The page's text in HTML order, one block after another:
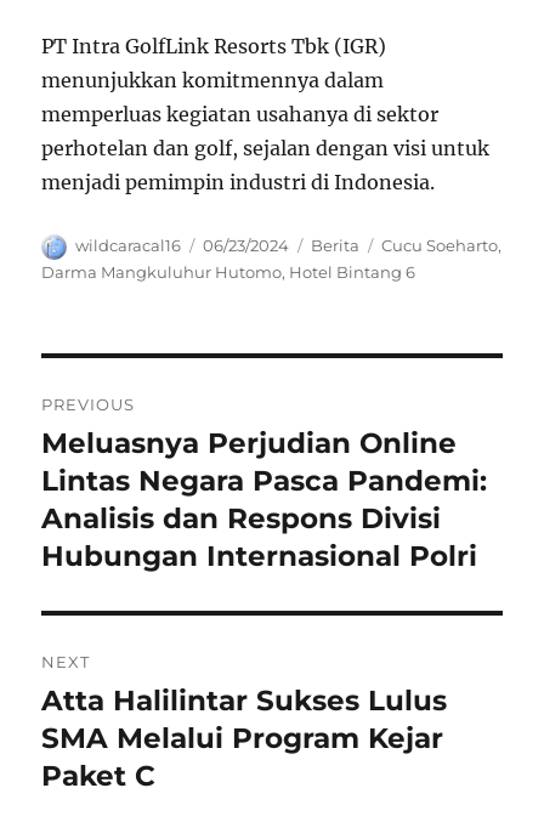
PT Intra GolfLink Resorts Tbk (IGR)
menunjukkan komitmennya dalam
memperluas kegiatan usahanya di sektor
perhotelan dan golf, sejalan dengan visi untuk
menjadi pemimpin industri di Indonesia.
Author
wildcaracal16
Posted
on
06/23/2024 Categories
Berita Tags
Cucu Soeharto,
Darma Mangkuluhur Hutomo, Hotel Bintang 6
pos
PREVIOUS
Previous
post:
Meluasnya Perjudian Online
Lintas Negara Pasca Pandemi:
Analisis dan Respons Divisi
Hubungan Internasional Polri
NEXT
Next
post:
Atta Halilintar Sukses Lulus
SMA Melalui Program Kejar
Paket C